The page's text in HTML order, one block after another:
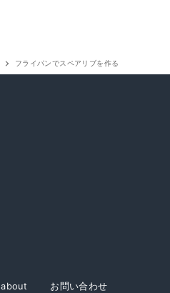
フライパンでスペアリブを作る
about お問い合わせ